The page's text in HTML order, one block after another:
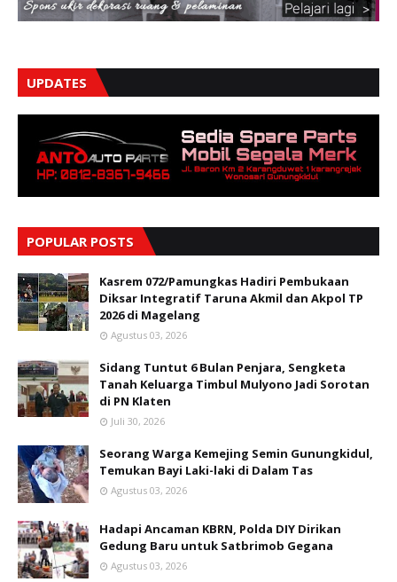
UPDATES
POPULAR POSTS
Kasrem 072/Pamungkas Hadiri Pembukaan
Diksar Integratif Taruna Akmil dan Akpol TP
2026 di Magelang
Agustus 03, 2026
Sidang Tuntut 6 Bulan Penjara, Sengketa
Tanah Keluarga Timbul Mulyono Jadi Sorotan
di PN Klaten
Juli 30, 2026
Seorang Warga Kemejing Semin Gunungkidul,
Temukan Bayi Laki-laki di Dalam Tas
Agustus 03, 2026
Hadapi Ancaman KBRN, Polda DIY Dirikan
Gedung Baru untuk Satbrimob Gegana
Agustus 03, 2026